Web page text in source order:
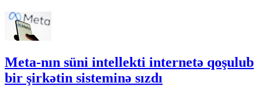
Meta-nın süni intellekti internetə qoşulub
bir şirkətin sisteminə sızdı